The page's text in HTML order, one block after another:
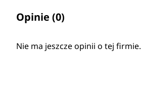
Opinie (0)
Nie ma jeszcze opinii o tej firmie.